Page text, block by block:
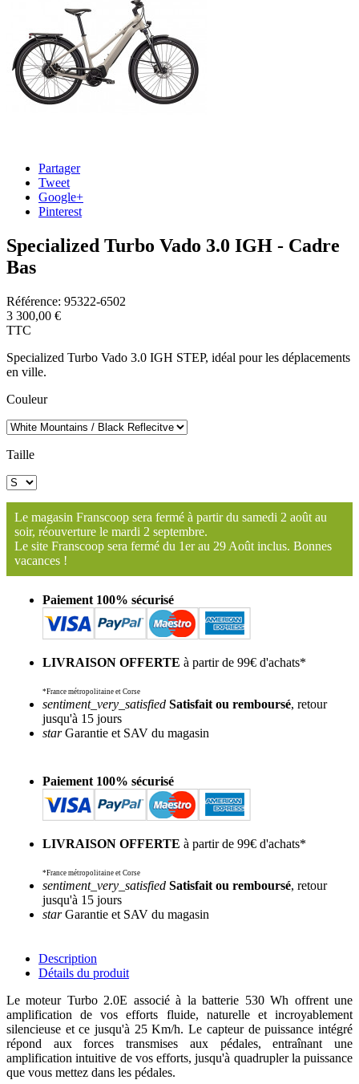
Partager
Tweet
Google+
Pinterest
Specialized Turbo Vado 3.0 IGH - Cadre
Bas
Référence: 95322-6502
3 300,00 €
TTC
Specialized Turbo Vado 3.0 IGH STEP, idéal pour les déplacements
en ville.
Couleur
Taille
Le magasin Franscoop sera fermé à partir du samedi 2 août au
soir, réouverture le mardi 2 septembre.
Le site Franscoop sera fermé du 1er au 29 Août inclus. Bonnes
vacances !
Paiement 100% sécurisé
LIVRAISON OFFERTE à partir de 99€ d'achats*
*France métropolitaine et Corse
sentiment_very_satisfied Satisfait ou remboursé, retour
jusqu'à 15 jours
starGarantie et SAV du magasin
Paiement 100% sécurisé
LIVRAISON OFFERTE à partir de 99€ d'achats*
*France métropolitaine et Corse
sentiment_very_satisfied Satisfait ou remboursé, retour
jusqu'à 15 jours
starGarantie et SAV du magasin
Description
Détails du produit
Le moteur Turbo 2.0E associé à la batterie 530 Wh offrent une
amplification de vos efforts fluide, naturelle et incroyablement
silencieuse et ce jusqu'à 25 Km/h. Le capteur de puissance intégré
répond aux forces transmises aux pédales, entraînant une
amplification intuitive de vos efforts, jusqu'à quadrupler la puissance
que vous mettez dans les pédales.